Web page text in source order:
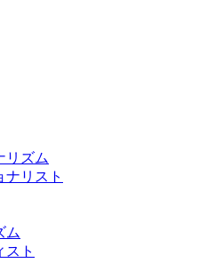
リズム
ナリスト
ム
スト